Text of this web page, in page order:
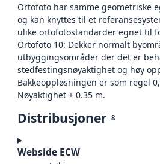
Ortofoto har samme geometriske
og kan knyttes til et
ulike ortofotostandarder egnet til
Ortofoto 10: Dekker normalt
utbyggingsområder der det er
stedfestingsnøyaktighet og høy
Bakkeoppløsningen er som regel
Nøyaktighet ± 0.35 m.
Distribusjoner 8
Webside ECW